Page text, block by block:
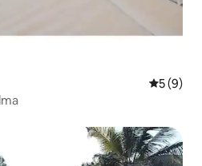
Średnia
5 (9)